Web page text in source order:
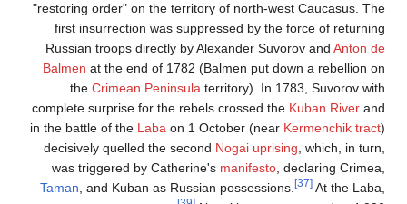
"restoring order" on the territory of north-west Caucasus. The
first insurrection was suppressed by the force of returning
Russian troops directly by Alexander Suvorov and Anton de
Balmen at the end of 1782 (Balmen put down a rebellion on
the Crimean Peninsula territory). In 1783, Suvorov with
complete surprise for the rebels crossed the Kuban River and
in the battle of the Laba on 1 October (near Kermenchik tract)
decisively quelled the second Nogai uprising , which, in turn,
was triggered by Catherine's manifesto , declaring Crimea,
Taman , and Kuban as Russian possessions. [37] At the Laba,